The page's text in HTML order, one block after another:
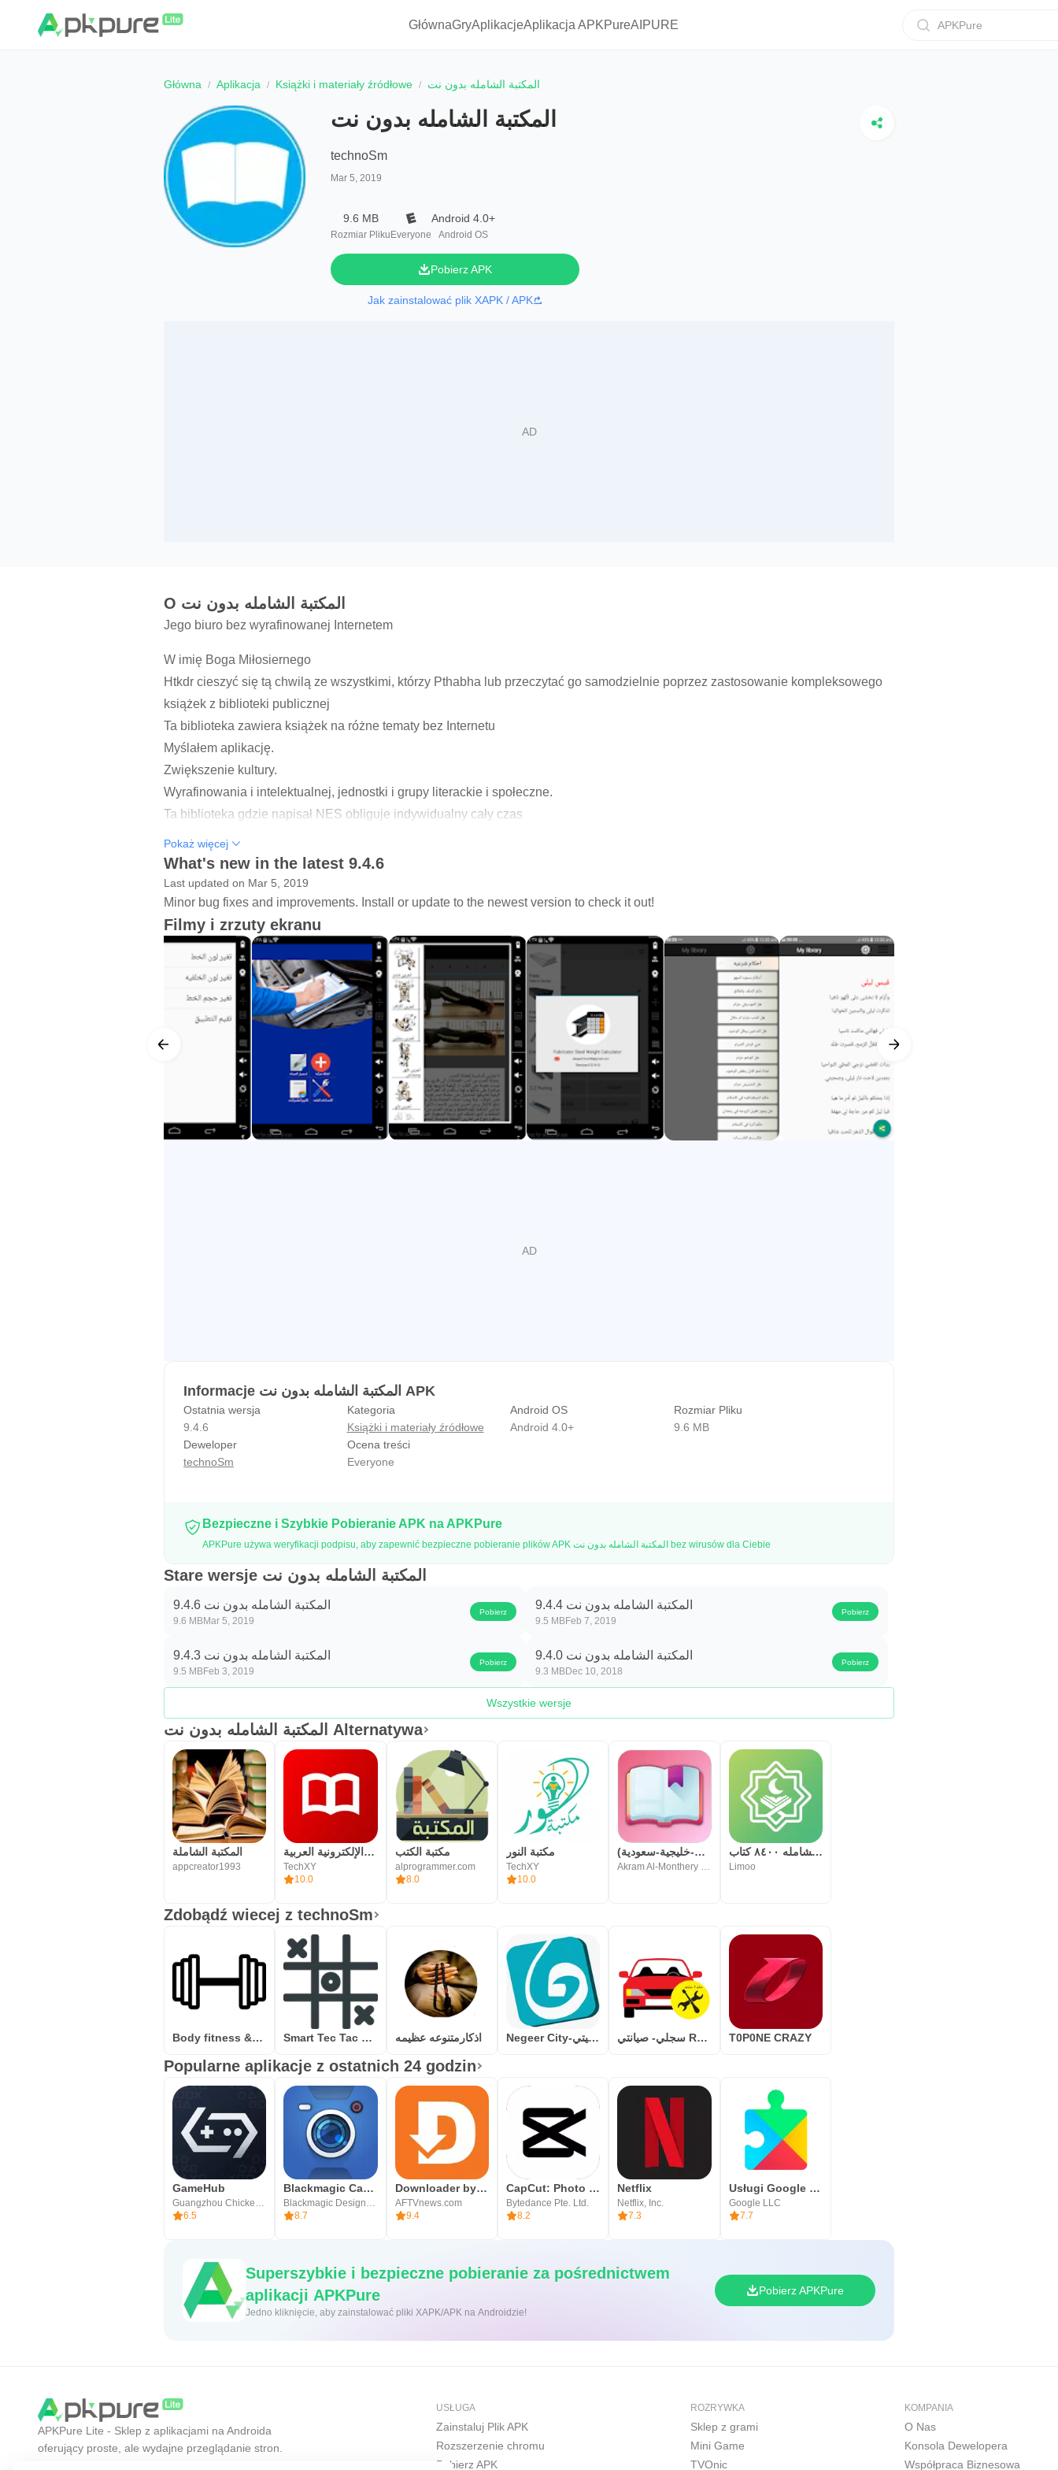
GłównaGryAplikacjeAplikacja APKPureAIPURE APKPure
Główna Aplikacja Książki i materiały źródłowe المكتبة الشامله بدون نت
المكتبة الشامله بدون نت
technoSm
Mar 5, 2019
9.6 MB
Rozmiar Pliku Everyone
Android 4.0+
Android OS
Pobierz APK
Jak zainstalować plik XAPK / APK
O المكتبة الشامله بدون نت
Jego biuro bez wyrafinowanej Internetem
W imię Boga Miłosiernego
Htkdr cieszyć się tą chwilą ze wszystkimi, którzy Pthabha lub przeczytać go samodzielnie poprzez zastosowanie kompleksowego
książek z biblioteki publicznej
Ta biblioteka zawiera książek na różne tematy bez Internetu
Myślałem aplikację.
Zwiększenie kultury.
Wyrafinowania i intelektualnej, jednostki i grupy literackie i społeczne.
Ta biblioteka gdzie napisał NES obliguje indywidualny cały czas
I korzystać z nich za każdym razem indywidualny wypoczynek i czas odpoczynku w czytaniu i zwiększyć zdolności kulturowe
funkcje aplikacji
Jest on stosowany we wszystkich rozmiarach ekranu
Został dodając dużą ciekawych książek
Takie jak książki kucharskie i twierdzy muzułmańskiej oraz kolekcji książek dla mnie kulturystyka
Był dodanie specjalnej sekcji moich rachunków, takich jak obliczyć wagi przemysłowej Alpeletat żelazne mosty, belki, kątowniki,
płatwie CIA i Zed i kosmologii lub stożki, żelazo i obliczyć długość narastania cięcia Krzywej
Oraz specjalny odcinek moich rejestracyjnych samochodów wydatków da warsztaty Ocet Pod koniec każdego miesiąca
prezentowane są raporty dotyczące wydatków samochodowych
Zmodyfikowano projekt biblioteki Matrellal Projektowanie i można dzielić książki na Facebooku, whatesUp, linii .......
Pokaż więcej
What's new in the latest 9.4.6
Last updated on Mar 5, 2019
Minor bug fixes and improvements. Install or update to the newest version to check it out!
Filmy i zrzuty ekranu
Informacje المكتبة الشامله بدون نت APK
Ostatnia wersja
9.4.6
Kategoria
Książki i materiały źródłowe
Android OS
Android 4.0+
Rozmiar Pliku
9.6 MB
Deweloper
technoSm
Ocena treści
Everyone
Bezpieczne i Szybkie Pobieranie APK na APKPure
APKPure używa weryfikacji podpisu, aby zapewnić bezpieczne pobieranie plików APK المكتبة الشامله بدون نت bez wirusów dla Ciebie
Stare wersje المكتبة الشامله بدون نت
المكتبة الشامله بدون نت 9.4.6
9.6 MBMar 5, 2019
Pobierz المكتبة الشامله بدون نت 9.4.4
9.5 MBFeb 7, 2019
Pobierz
المكتبة الشامله بدون نت 9.4.3
9.5 MBFeb 3, 2019
Pobierz المكتبة الشامله بدون نت 9.4.0
9.3 MBDec 10, 2018
Pobierz
Wszystkie wersje
المكتبة الشامله بدون نت Alternatywa
المكتبة ‏الشاملة
appcreator1993
المكتبة الإلكترونية العربية
TechXY
10.0
مكتبة الكتب
alprogrammer.com
8.0
مكتبة النور
TechXY
10.0
رواياتي (عربية-خليجية-سعودية)
Akram Al-Monthery | أكرم المنذري
المكتبة الشامله ۸٤۰۰ كتاب
Limoo
Zdobądź wiecej z technoSm
Body fitness &مدرب بدون مدرب Smart Tec Tac Tok اذكارمتنوعه عظيمه Negeer City-نجير سيتي سجلي- صيانتي Register &Syanty T0P0NE CRAZY
Popularne aplikacje z ostatnich 24 godzin
GameHub
Guangzhou Chicken Run Network Technology Co.,Ltd.
6.5
Blackmagic Camera
Blackmagic Design Inc.
8.7
Downloader by AFTVnews
AFTVnews.com
9.4
CapCut: Photo & Video Editor
Bytedance Pte. Ltd.
8.2
Netflix
Netflix, Inc.
7.3
Usługi Google Play
Google LLC
7.7
Superszybkie i bezpieczne pobieranie za pośrednictwem
aplikacji APKPure
Jedno kliknięcie, aby zainstalować pliki XAPK/APK na Androidzie!
Pobierz APKPure
APKPure Lite - Sklep z aplikacjami na Androida
oferujący proste, ale wydajne przeglądanie stron.
USŁUGA
Zainstaluj Plik APK
Rozszerzenie chromu
Pobierz APK
ROZRYWKA
Sklep z grami
Mini Game
TVOnic
KOMPANIA
O Nas
Konsola Dewelopera
Współpraca Biznesowa